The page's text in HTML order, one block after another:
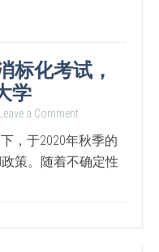
标化考试，
学
Leave a Comment
，于2020年秋季的
策。随着不确定性